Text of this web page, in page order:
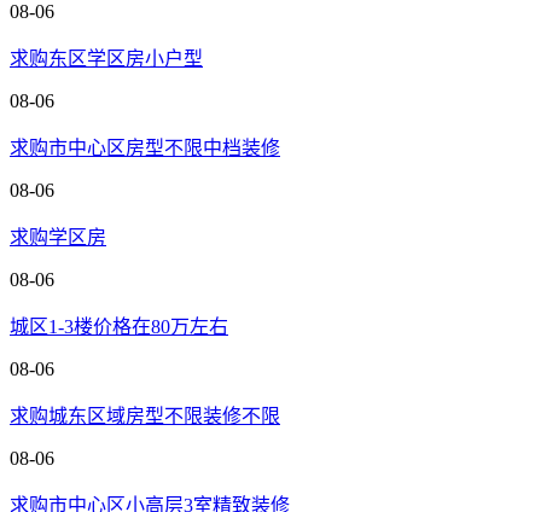
08-06
求购东区学区房小户型
08-06
求购市中心区房型不限中档装修
08-06
求购学区房
08-06
城区1-3楼价格在80万左右
08-06
求购城东区域房型不限装修不限
08-06
求购市中心区小高层3室精致装修